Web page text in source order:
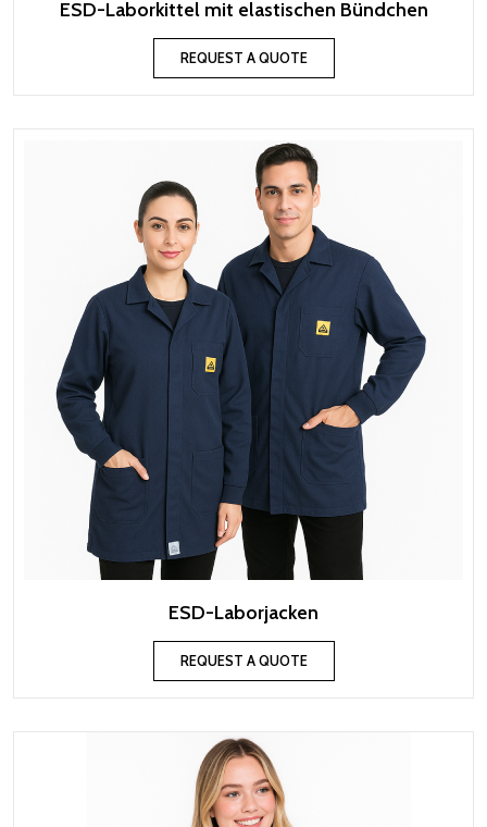
ESD-Laborkittel mit elastischen Bündchen
REQUEST A QUOTE
ESD-Laborjacken
REQUEST A QUOTE